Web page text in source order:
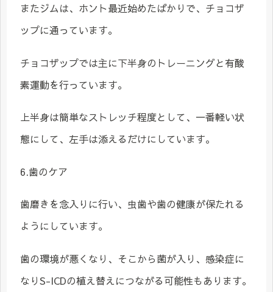
またジムは、ホント最近始めたばかりで、チョコザ
ップに通っています。
チョコザップでは主に下半身のトレーニングと有酸
素運動を行っています。
上半身は簡単なストレッチ程度として、一番軽い状
態にして、左手は添えるだけにしています。
6.歯のケア
歯磨きを念入りに行い、虫歯や歯の健康が保たれる
ようにしています。
歯の環境が悪くなり、そこから菌が入り、感染症に
なりS-ICDの植え替えにつながる可能性もあります。